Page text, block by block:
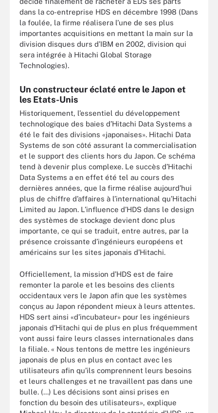
dans la co-entreprise HDS en décembre 1998 (Dans
la foulée, la firme réalisera l’une de ses plus
importantes acquisitions en mettant la main sur la
division disques durs d’IBM en 2002, division qui
sera intégrée à Hitachi Global Storage
Technologies).
Un constructeur éclaté entre le Japon et
les Etats-Unis
Historiquement, l’essentiel du développement
technologique des baies d’Hitachi Data Systems a
été le fait des divisions «japonaises». Hitachi Data
Systems de son côté assurant la commercialisation
et le support des clients hors du Japon. Ce schéma
tend à devenir plus complexe. Le succès d’Hitachi
Data Systems a en effet été tel au cours des
dernières années, que la firme réalise aujourd’hui
plus de chiffre d’affaires à l’international qu’Hitachi
Limited au Japon. L’influence d’HDS dans le design
des systèmes de stockage devient donc plus
importante, ce qui se traduit, entre autres, par la
présence croissante d’ingénieurs européens et
américains sur les sites japonais d’Hitachi.
Officiellement, la mission d’HDS est de faire
remonter la parole et les besoins des clients
occidentaux vers le Japon afin que les systèmes
conçus au Japon répondent mieux à leurs attentes.
HDS sert ainsi «d’incubateur» pour les ingénieurs
japonais d’Hitachi qui de plus en plus fréquemment
vont aussi faire leurs classes internationales dans
la filiale. « Nous tentons de mettre les ingénieurs
japonais de plus en plus en contact avec les
utilisateurs afin qu’ils comprennent leurs besoins
et leurs challenges et ne travaillent pas dans une
bulle. (...) Les décisions sont ainsi prises en
fonction du besoin des utilisateurs», explique